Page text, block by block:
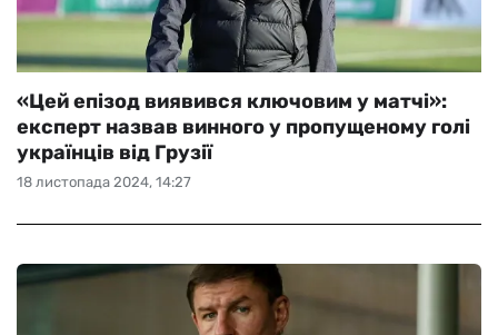
18 листопада 2024, 14:27
«Цей епізод виявився ключовим у матчі»:
експерт назвав винного у пропущеному голі
українців від Грузії